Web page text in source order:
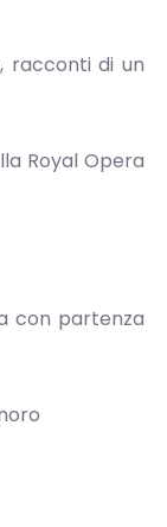
racconti di un
Royal Opera
con partenza